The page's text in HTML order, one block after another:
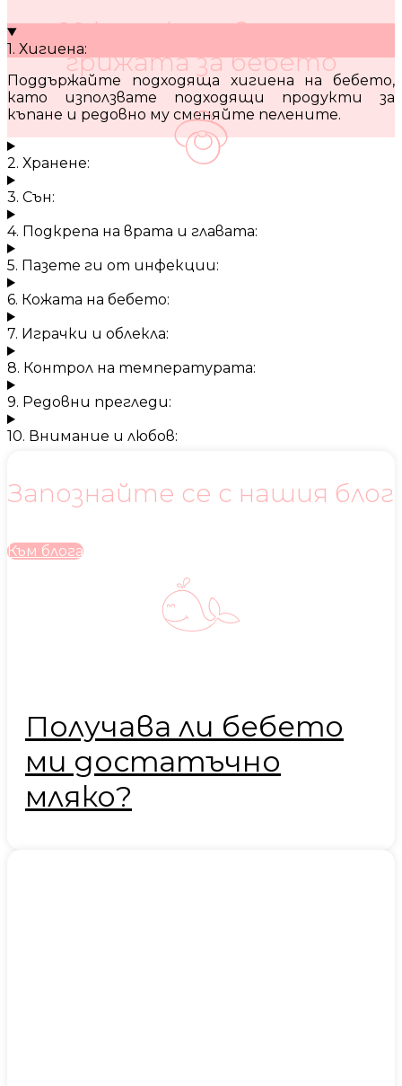
10 кратки съвета за
грижата за бебето
1. Хигиена:
Поддържайте подходяща хигиена на бебето,
като използвате подходящи продукти за
къпане и редовно му сменяйте пелените.
2. Хранене:
3. Сън:
4. Подкрепа на врата и главата:
5. Пазете ги от инфекции:
6. Кожата на бебето:
7. Играчки и облекла:
8. Контрол на температурата:
9. Редовни прегледи:
10. Внимание и любов:
Запознайте се с нашия блог
Към блога
Получава ли бебето
ми достатъчно
мляко?